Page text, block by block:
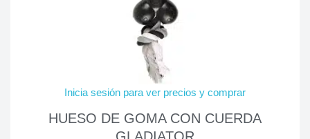
Inicia sesión para ver precios y comprar
HUESO DE GOMA CON CUERDA